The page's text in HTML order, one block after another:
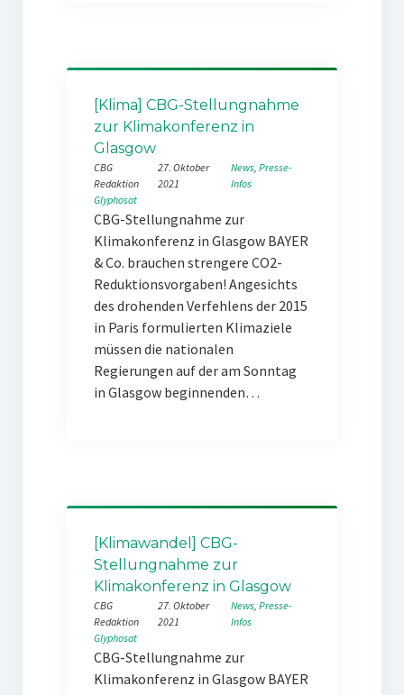
[Klima] CBG-Stellungnahme
zur Klimakonferenz in
Glasgow
CBG
Redaktion
27. Oktober
2021
News, Presse-
Infos
Glyphosat
CBG-Stellungnahme zur
Klimakonferenz in Glasgow BAYER
& Co. brauchen strengere CO2-
Reduktionsvorgaben! Angesichts
des drohenden Verfehlens der 2015
in Paris formulierten Klimaziele
müssen die nationalen
Regierungen auf der am Sonntag
in Glasgow beginnenden…
[Klimawandel] CBG-
Stellungnahme zur
Klimakonferenz in Glasgow
CBG
Redaktion
27. Oktober
2021
News, Presse-
Infos
Glyphosat
CBG-Stellungnahme zur
Klimakonferenz in Glasgow BAYER